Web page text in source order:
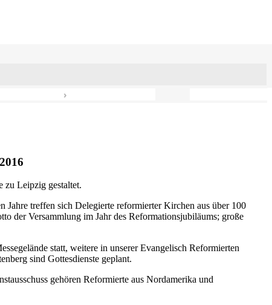
›
zu Leipzig gestaltet.
Jahre treffen sich Delegierte reformierter Kirchen aus über 100
der Versammlung im Jahr des Reformationsjubiläums; große
statt, weitere in unserer Evangelisch Reformierten
sind Gottesdienste geplant.
gehören Reformierte aus Nordamerika und